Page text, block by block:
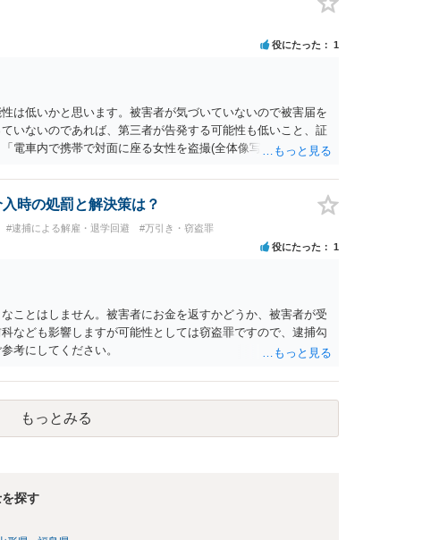
役にたった 1
は低いかと思います。被害者が気づいていないので被害届を
いないのであれば、第三者が告発する可能性も低いこと、証
電車内で携帯で対面に座る女性を盗撮(全体像写真1枚と5秒程
捕勾留されるケースが私の弁護経験では多くなった印象です
防止条例違反になることもあります）。2度としないことを
時の処罰と解決策は？
#逮捕による解雇・退学回避 #万引き・窃盗罪
役にたった 1
ことはしません。被害者にお金を返すかどうか、被害者が受
なども影響しますが可能性としては窃盗罪ですので、逮捕勾
考にしてください。
もっとみる
探す